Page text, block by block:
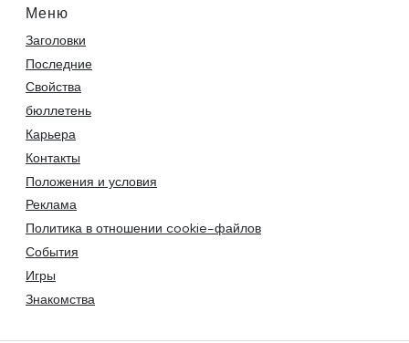
Меню
Заголовки
Последние
Свойства
бюллетень
Карьера
Контакты
Положения и условия
Реклама
Политика в отношении cookie-файлов
События
Игры
Знакомства